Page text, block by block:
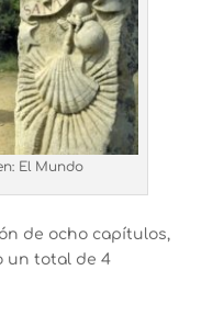
El Mundo
de ocho capítulos,
un total de 4